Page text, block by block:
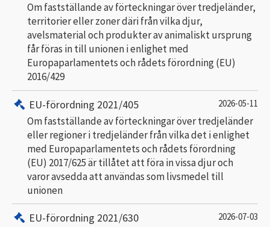
Om fastställande av förteckningar över tredjeländer,
territorier eller zoner däri från vilka djur,
avelsmaterial och produkter av animaliskt ursprung
får föras in till unionen i enlighet med
Europaparlamentets och rådets förordning (EU)
2016/429
EU-förordning 2021/405 2026-05-11
Om fastställande av förteckningar över tredjeländer
eller regioner i tredjeländer från vilka det i enlighet
med Europaparlamentets och rådets förordning
(EU) 2017/625 är tillåtet att föra in vissa djur och
varor avsedda att användas som livsmedel till
unionen
EU-förordning 2021/630 2026-07-03